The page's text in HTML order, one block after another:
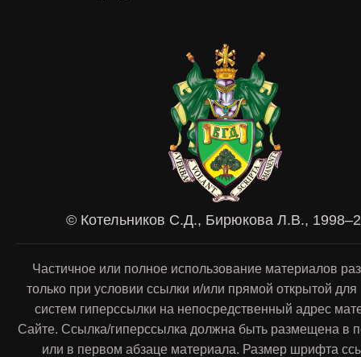
© Котельников С.Д., Бирюкова Л.В.,
Частичное или полное использование материалов
только при условии ссылки и/или прямой открытой
систем гиперссылки на непосредственный адрес
Сайте. Ссылка/гиперссылка должна быть размещена в
или в первом абзаце материала. Размер шрифта